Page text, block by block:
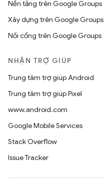
Nền tảng trên Google Groups
Xây dựng trên Google Groups
Nối cổng trên Google Groups
NHẬN TRỢ GIÚP
Trung tâm trợ giúp Android
Trung tâm trợ giúp Pixel
www.android.com
Google Mobile Services
Stack Overflow
Issue Tracker